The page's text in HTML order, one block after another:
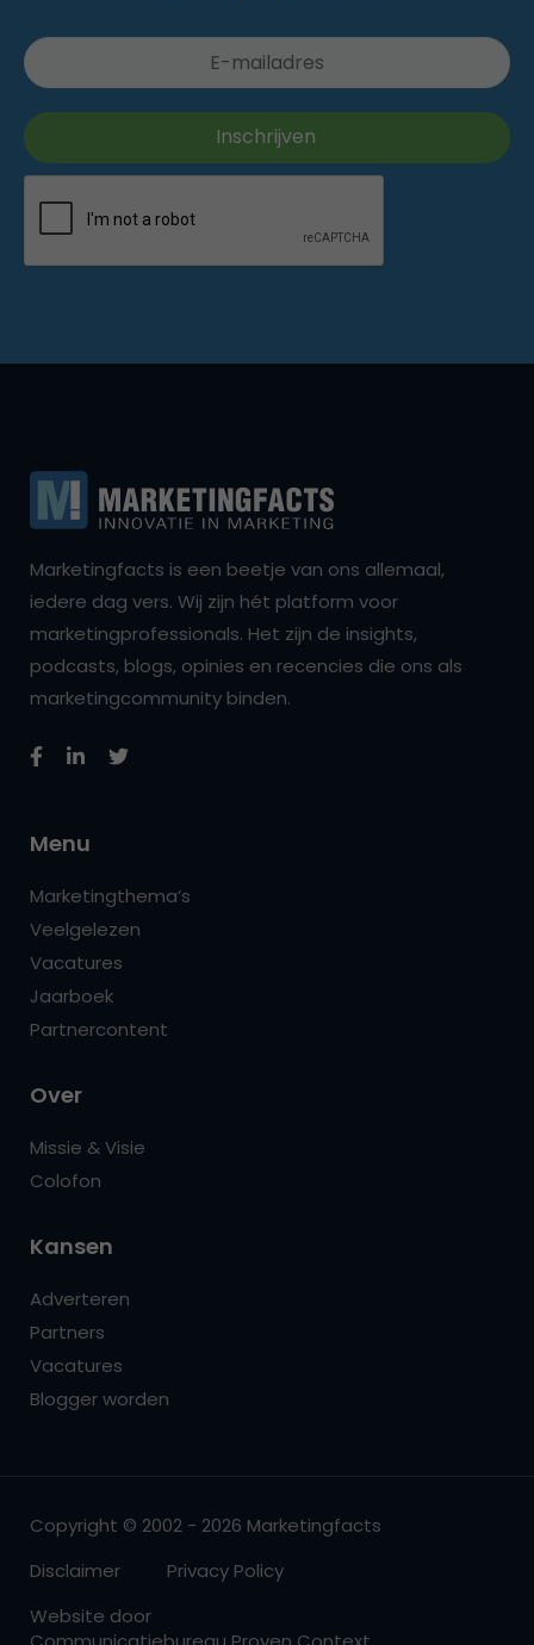
Marketingfacts is een beetje van ons allemaal,
iedere dag vers. Wij zijn hét platform voor
marketingprofessionals. Het zijn de insights,
podcasts, blogs, opinies en recencies die ons als
marketingcommunity binden.
Menu
Marketingthema’s
Veelgelezen
Vacatures
Jaarboek
Partnercontent
Over
Missie & Visie
Colofon
Kansen
Adverteren
Partners
Vacatures
Blogger worden
Copyright © 2002 - 2026 Marketingfacts
Disclaimer
Privacy Policy
Website door